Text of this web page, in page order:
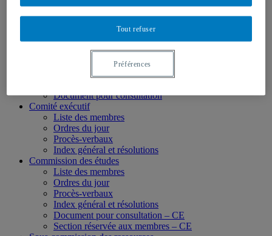
Calendrier des instances
Membres des instances
Conseil d’administration
Liste des membres
Ordres du jour
Index général et résolutions
Document pour consultation
Comité exécutif
Liste des membres
Ordres du jour
Procès-verbaux
Index général et résolutions
Commission des études
Liste des membres
Ordres du jour
Procès-verbaux
Index général et résolutions
Document pour consultation – CE
Section réservée aux membres – CE
Tout refuser
Préférences